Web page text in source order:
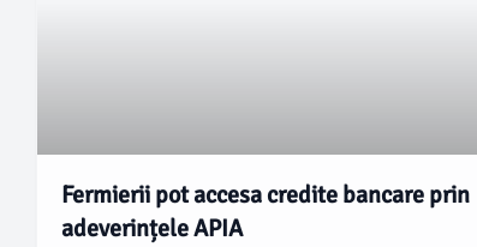
Fermierii pot accesa credite bancare prin
adeverințele APIA